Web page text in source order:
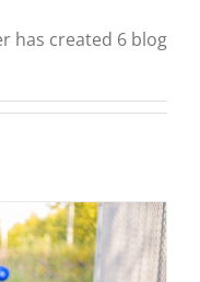
has created 6 blog